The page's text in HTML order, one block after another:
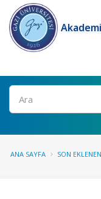
Ara
ANA SAYFA SON